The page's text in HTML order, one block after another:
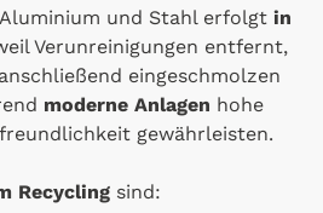
und Stahl erfolgt in
Verunreinigungen entfernt,
eingeschmolzen
moderne Anlagen hohe
gewährleisten.
Recycling sind: